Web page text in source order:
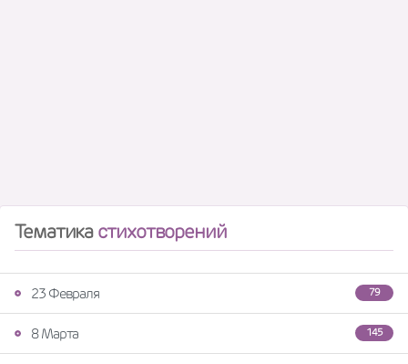
Тематикастихотворений
79
23 Февраля
145
8 Марта